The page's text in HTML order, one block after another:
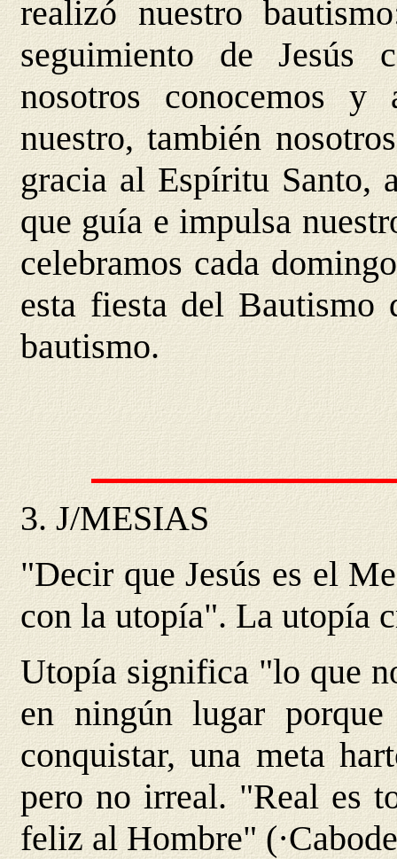
realizó nuestro
seguimiento de
nosotros conocemos
nuestro, también
gracia al Espíritu Santo,
que guía e impulsa
celebramos cada
esta fiesta del Bautismo
bautismo.
3.J/MESIAS
"Decir que Jesús es el
con la utopía". Lautopía
Utopía significa "lo que
en ningún lugar
conquistar, una meta
pero no irreal. "Real es
feliz al Hombre"